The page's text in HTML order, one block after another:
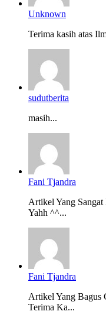
Unknown
Terima kasih atas
sudutberita
masih...
Fani Tjandra
Artikel Yang
Yahh ^^...
Fani Tjandra
Artikel Yang Bagus
Terima Ka...